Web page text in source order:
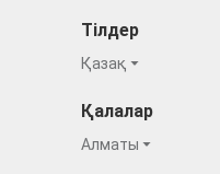
Тілдер
Қазақ
Қалалар
Алматы